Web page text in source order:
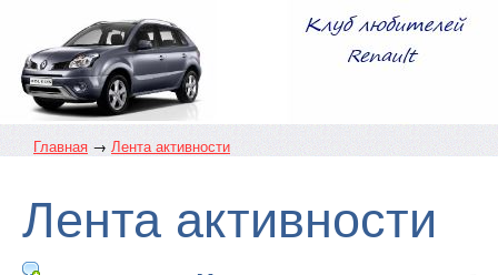
Главная → Лента активности
Лента активности